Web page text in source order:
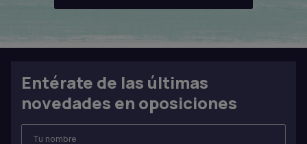
Entérate de las últimas
novedades en oposiciones